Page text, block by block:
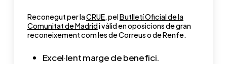
Reconegut per laCRUE,pelButlletí Oficial de la
Comunitat de Madridi vàlid en oposicions de gran
reconeixement com les de Correus o de Renfe.
Excel·lent marge de benefici.